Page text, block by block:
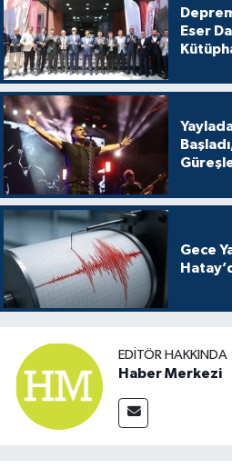
Eser
Gece
EDITÖR HAKKINDA
Haber Merkezi